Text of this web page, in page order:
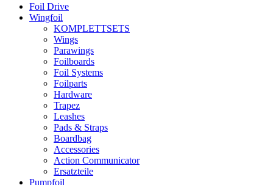
Foil Drive
Wingfoil
KOMPLETTSETS
Wings
Parawings
Foilboards
Foil Systems
Foilparts
Hardware
Trapez
Leashes
Pads & Straps
Boardbag
Accessories
Action Communicator
Ersatzteile
Pumpfoil